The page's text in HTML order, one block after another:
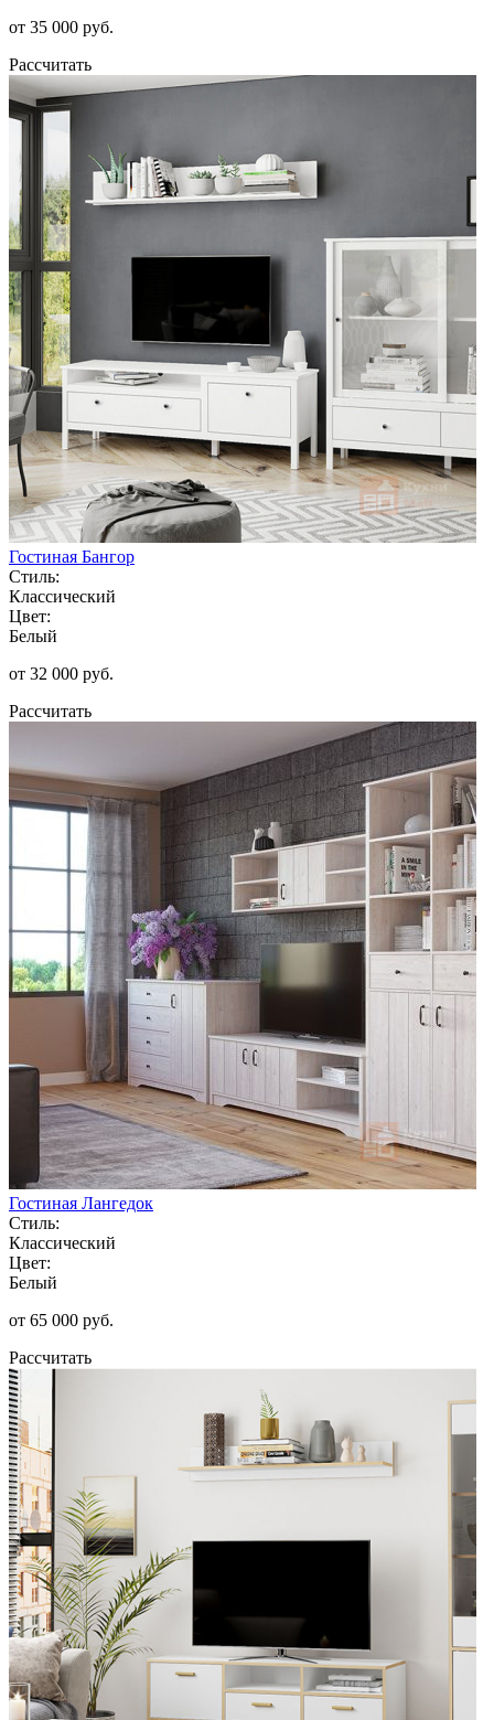
от 35 000 руб.
Рассчитать
Гостиная Бангор
Стиль:
Классический
Цвет:
Белый
от 32 000 руб.
Рассчитать
Гостиная Лангедок
Стиль:
Классический
Цвет:
Белый
от 65 000 руб.
Рассчитать